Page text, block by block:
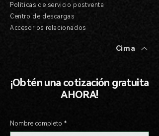
Cima
¡Obtén una cotización gratuita
AHORA!
Nombre completo *
Políticas de servicio postventa
Centro de descargas
Accesorios relacionados